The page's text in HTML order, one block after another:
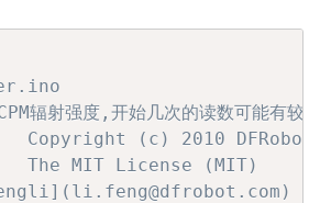
辐射强度,开始几次的读数可能有较
Copyright (c) 2010
The MIT License (MIT)